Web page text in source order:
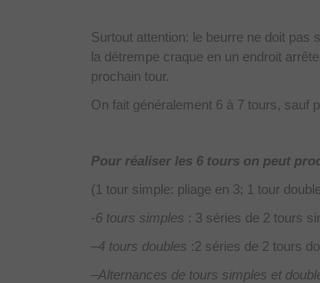
Surtout attention: le beurre ne doit pas
la détrempe craque en un endroit
prochain tour.
On fait généralement 6 à 7 tours, sauf
Pour réaliser les 6 tours on peut
(1 tour simple: pliage en 3; 1 tour
-6 tours simples : 3 séries de 2 tours
–4 tours doubles :2 séries de 2 tours
–Alternances de tours simples et